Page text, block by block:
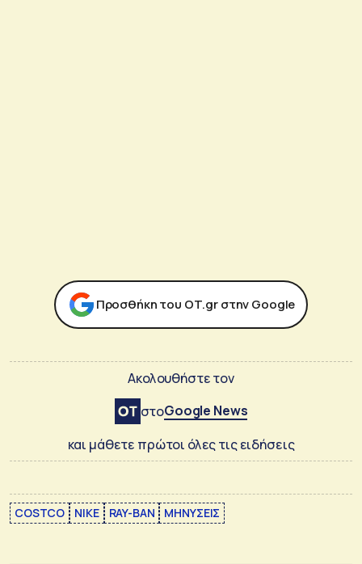
Προσθήκη του ΟΤ.gr στην Google
Ακολουθήστε τον
στοGoogle News
και μάθετε πρώτοι όλες τις ειδήσεις
COSTCO NIKE RAY-BAN ΜΗΝΥΣΕΙΣ